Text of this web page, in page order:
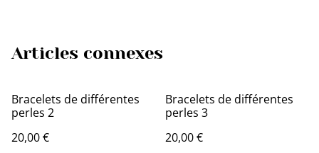
Articles connexes
Bracelets de différentes
perles 2
20,00 €
Bracelets de différentes
perles 3
20,00 €